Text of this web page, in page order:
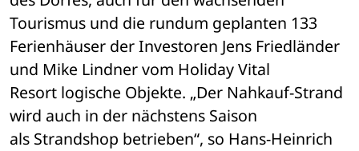
Tourismus und die rundum geplanten 133
Ferienhäuser der Investoren Jens Friedländer
und Mike Lindner vom Holiday Vital
Resort logische Objekte. „Der Nahkauf-Strand
wird auch in der nächstens Saison
als Strandshop betrieben“, so Hans-Heinrich